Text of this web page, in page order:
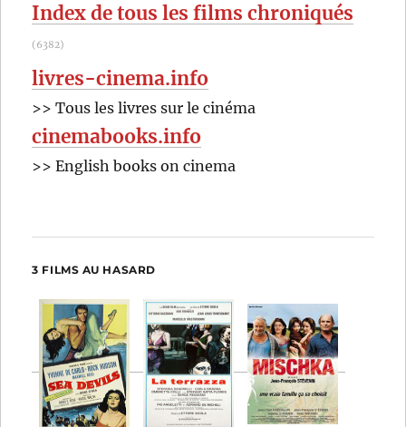
Index de tous les films chroniqués
(6382)
livres-cinema.info
>> Tous les livres sur le cinéma
cinemabooks.info
>> English books on cinema
3 FILMS AU HASARD